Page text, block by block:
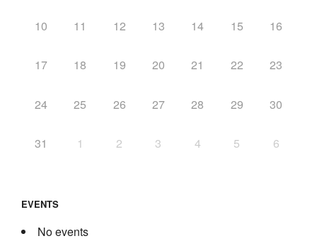
10 11 12 13 14 15 16
17 18 19 20 21 22 23
24 25 26 27 28 29 30
31 1 2 3 4 5 6
EVENTS
No events